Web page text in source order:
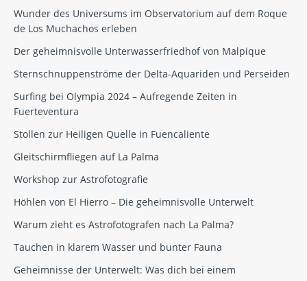
Wunder des Universums im Observatorium auf dem Roque
de Los Muchachos erleben
Der geheimnisvolle Unterwasserfriedhof von Malpique
Sternschnuppenströme der Delta-Aquariden und Perseiden
Surfing bei Olympia 2024 – Aufregende Zeiten in
Fuerteventura
Stollen zur Heiligen Quelle in Fuencaliente
Gleitschirmfliegen auf La Palma
Workshop zur Astrofotografie
Höhlen von El Hierro – Die geheimnisvolle Unterwelt
Warum zieht es Astrofotografen nach La Palma?
Tauchen in klarem Wasser und bunter Fauna
Geheimnisse der Unterwelt: Was dich bei einem